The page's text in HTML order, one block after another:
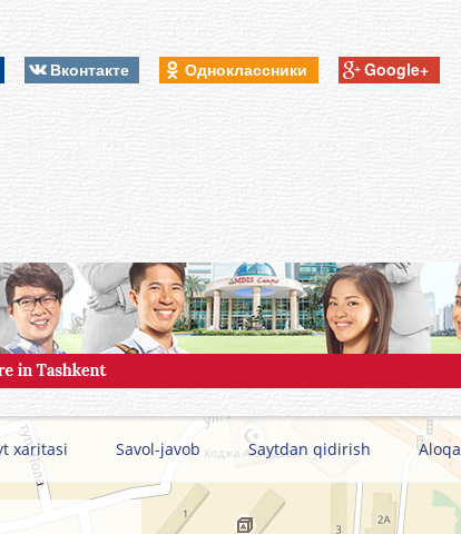
Вконтакте Одноклассники Google+
xaritasi Savol-javob Saytdan qidirish Aloqa